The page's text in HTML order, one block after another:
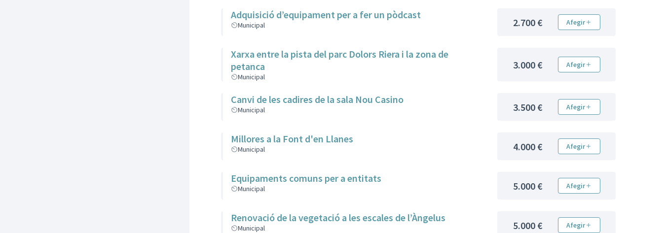
Adquisició d’equipament per a fer un pòdcast
Municipal 2.700 € Afegir
Xarxa entre la pista del parc Dolors Riera i la zona de
petanca
Municipal
3.000 € Afegir
Canvi de les cadires de la sala Nou Casino
Municipal 3.500 € Afegir
Millores a la Font d'en Llanes
Municipal 4.000 € Afegir
Equipaments comuns per a entitats
Municipal 5.000 € Afegir
Renovació de la vegetació a les escales de l’Àngelus
Municipal 5.000 € Afegir